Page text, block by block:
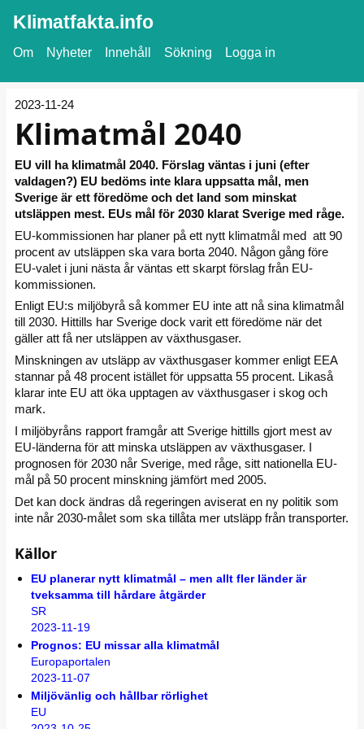
Klimatfakta.info
Om Nyheter Innehåll Sökning Logga in
2023-11-24
Klimatmål 2040
EU vill ha klimatmål 2040. Förslag väntas i juni (efter
valdagen?) EU bedöms inte klara uppsatta mål, men
Sverige är ett föredöme och det land som minskat
utsläppen mest. EUs mål för 2030 klarat Sverige med råge.
EU-kommissionen har planer på ett nytt klimatmål med att 90
procent av utsläppen ska vara borta 2040. Någon gång före
EU-valet i juni nästa år väntas ett skarpt förslag från EU-
kommissionen.
Enligt EU:s miljöbyrå så kommer EU inte att nå sina klimatmål
till 2030. Hittills har Sverige dock varit ett föredöme när det
gäller att få ner utsläppen av växthusgaser.
Minskningen av utsläpp av växthusgaser kommer enligt EEA
stannar på 48 procent istället för uppsatta 55 procent. Likaså
klarar inte EU att öka upptagen av växthusgaser i skog och
mark.
I miljöbyråns rapport framgår att Sverige hittills gjort mest av
EU-länderna för att minska utsläppen av växthusgaser. I
prognosen för 2030 når Sverige, med råge, sitt nationella EU-
mål på 50 procent minskning jämfört med 2005.
Det kan dock ändras då regeringen aviserat en ny politik som
inte når 2030-målet som ska tillåta mer utsläpp från transporter.
Källor
EU planerar nytt klimatmål – men allt fler länder är
tveksamma till hårdare åtgärder
SR
2023-11-19
Prognos: EU missar alla klimatmål
Europaportalen
2023-11-07
Miljövänlig och hållbar rörlighet
EU